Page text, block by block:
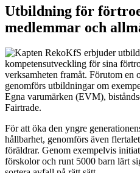
Utbildning för
medlemmar och
KfS erbjuder
kompetensutveckling för sina
verksamheten framåt. Förutom
genomförs utbildningar om
Egna varumärken (EVM),
Fairtrade.
För att öka den yngre
hållbarhet, genomförs även
föräldrar. Genom exempelvis
förskolor och runt 5000 barn lärt